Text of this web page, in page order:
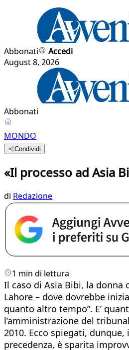
Abbonati
Accedi
August 8, 2026
Abbonati
MONDO
Condividi
«Il processo ad Asia
di Redazione
1 min di lettura
Il caso di Asia Bibi, la donna
Lahore – dove dovrebbe
quanto altro tempo”. E’
l’amministrazione del
2010. Ecco spiegati,
precedenza, è sparita